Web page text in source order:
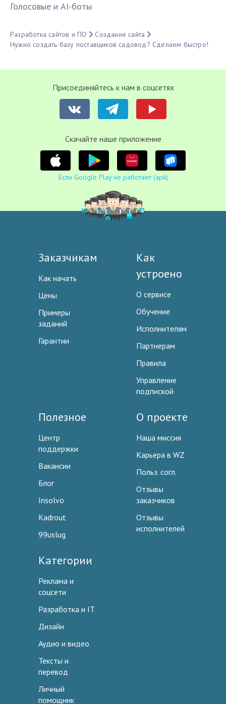
Голосовые и AI-боты
Разработка сайтов и ПО
Создание сайта
Нужно создать базу поставщиков садовод? Сделаем быстро!
Присоединяйтесь к нам в соцсетях
Cкачайте наше приложение
Если Google Play не работает (apk)
Заказчикам
Как начать
Цены
Примеры
заданий
Гарантии
Как
устроено
О сервисе
Обучение
Исполнителям
Партнерам
Правила
Управление
подпиской
Полезное
Центр
поддержки
Вакансии
Блог
Insolvo
Kadrout
99uslug
О проекте
Наша миссия
Карьера в WZ
Польз. согл.
Отзывы
заказчиков
Отзывы
исполнителей
Категории
Реклама и
соцсети
Разработка и IT
Дизайн
Аудио и видео
Тексты и
перевод
Личный
помощник